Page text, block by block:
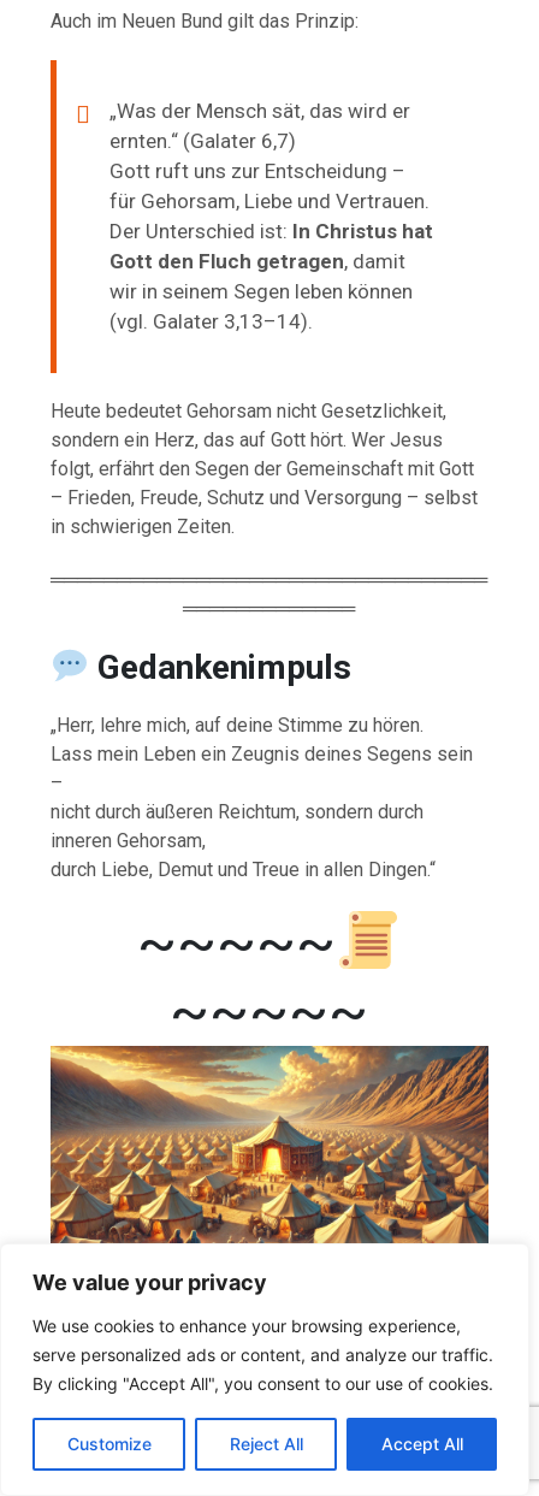
We value your privacy
We use cookies to enhance your browsing experience,
serve personalized ads or content, and analyze our traffic.
By clicking "Accept All", you consent to our use of cookies.
Customize Reject All Accept All
Auch im Neuen Bund gilt das Prinzip:
„Was der Mensch sät, das wird er
ernten.“ (Galater 6,7)
Gott ruft uns zur Entscheidung –
für Gehorsam, Liebe und Vertrauen.
Der Unterschied ist: In Christus hat
Gott den Fluch getragen, damit
wir in seinem Segen leben können
(vgl. Galater 3,13–14).
Heute bedeutet Gehorsam nicht Gesetzlichkeit,
sondern ein Herz, das auf Gott hört. Wer Jesus
folgt, erfährt den Segen der Gemeinschaft mit Gott
– Frieden, Freude, Schutz und Versorgung – selbst
in schwierigen Zeiten.
═════════════════════════════════
═════════════
Gedankenimpuls
„Herr, lehre mich, auf deine Stimme zu hören.
Lass mein Leben ein Zeugnis deines Segens sein
–
nicht durch äußeren Reichtum, sondern durch
inneren Gehorsam,
durch Liebe, Demut und Treue in allen Dingen.“
~~~~~
~~~~~
12 – 18 Oktober 2025
GLAUBE SEINEN
PROPHETEN
Wöchentliches Lesen der
Geist der Prophezeiung
y
c
e
n
t
t
m
b
d
d
l
e
i
t
e
e